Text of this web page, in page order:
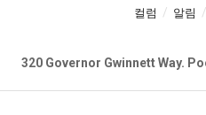
컬럼
알림
320 Governor Gwinnett Way.